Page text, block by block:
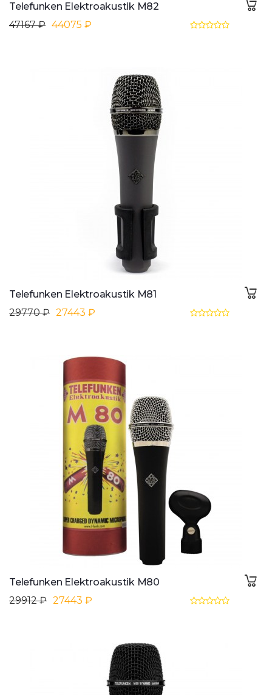
Telefunken Elektroakustik M82
47167 ₽ 44075 ₽
Telefunken Elektroakustik M81
29770 ₽ 27443 ₽
Telefunken Elektroakustik M80
29912 ₽ 27443 ₽